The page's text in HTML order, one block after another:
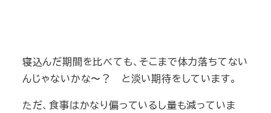
寝込んだ期間を比べても、そこまで体力落ちてない
んじゃないかな〜？ と淡い期待をしています。
ただ、食事はかなり偏っているし量も減っていま